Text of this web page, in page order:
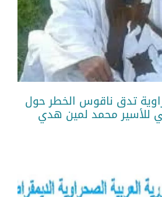
تدق ناقوس الخطر حول
للأسير محمد لمين هدي